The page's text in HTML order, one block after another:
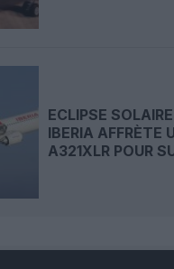
ECLIPSE
IBERIA AFFRÈTE
A321XLR POUR